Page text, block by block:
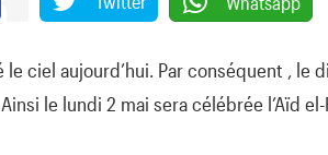
ciel aujourd’hui. Par conséquent , le
le lundi 2 mai sera célébrée l’Aïd